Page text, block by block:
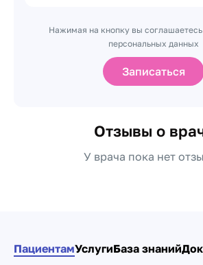
Нажимая на кнопку вы соглашаетесь
персональных данных
Записаться
Отзывы о
У врача пока нет
ПациентамУслугиБаза знаний